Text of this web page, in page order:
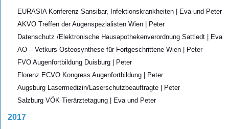
EURASIA Konferenz Sansibar, Infektionskrankheiten | Eva und Peter
AKVO Treffen der Augenspezialisten Wien | Peter
Datenschutz /Elektronische Hausapothekenverordnung Sattledt | Eva
AO – Vetkurs Osteosynthese für Fortgeschrittene Wien | Peter
FVO Augenfortbildung Duisburg | Peter
Florenz ECVO Kongress Augenfortbildung | Peter
Augsburg Lasermedizin/Laserschutzbeauftragte | Peter
Salzburg VÖK Tierärztetagung | Eva und Peter
2017